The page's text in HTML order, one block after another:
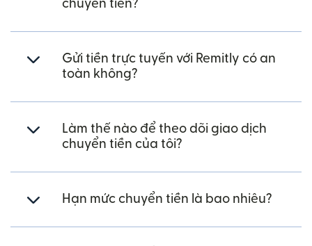
chuyển tiền?
Gửi tiền trực tuyến với Remitly có an
toàn không?
Làm thế nào để theo dõi giao dịch
chuyển tiền của tôi?
Hạn mức chuyển tiền là bao nhiêu?